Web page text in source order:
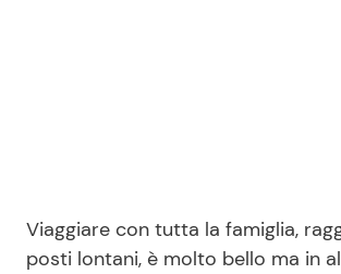
Viaggiare con tutta la famiglia,
posti lontani, è molto bello ma in